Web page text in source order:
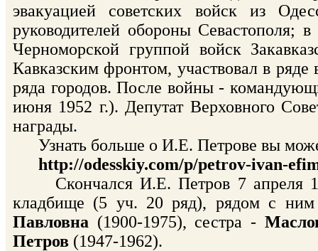
эвакуацией советских войск из
руководителей обороны Севастополя;
Черноморской группой войск
Кавказским фронтом, участвовал в
ряда городов. После войны -
июня 1952 г.). Депутат Верховного
награды.
Узнать больше о И.Е. Петрове вы
http://odesskiy.com/p/petrov-ivan-
Скончался И.Е. Петров 7 апреля
кладбище (5 уч. 20 ряд), рядом с
Павловна (1900-1975), сестра -
Петров (1947-1962).